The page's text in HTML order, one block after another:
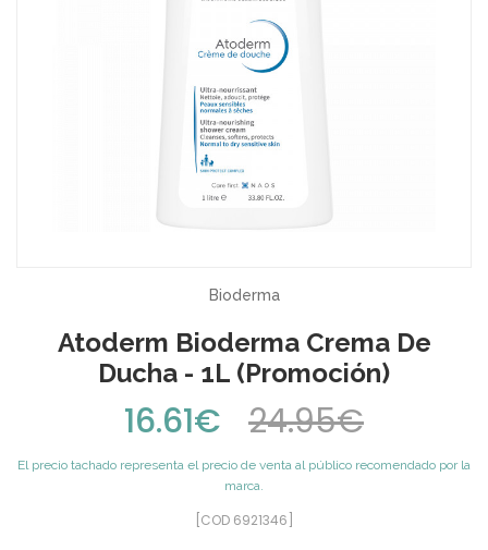
Bioderma
Atoderm Bioderma Crema De
Ducha - 1L (Promoción)
16.61€ 24.95€
El precio tachado representa el precio de venta al público recomendado por la
marca.
[COD 6921346]